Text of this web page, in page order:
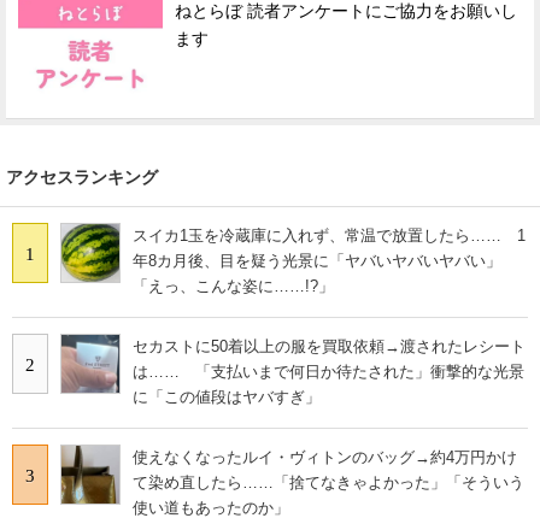
ねとらぼ 読者アンケートにご協力をお願いし
ます
アクセスランキング
1
スイカ1玉を冷蔵庫に入れず、常温で放置したら…… 1
年8カ月後、目を疑う光景に「ヤバいヤバいヤバい」
「えっ、こんな姿に……!?」
2
セカストに50着以上の服を買取依頼→渡されたレシート
は…… 「支払いまで何日か待たされた」衝撃的な光景
に「この値段はヤバすぎ」
3
使えなくなったルイ・ヴィトンのバッグ→約4万円かけ
て染め直したら……「捨てなきゃよかった」「そういう
使い道もあったのか」